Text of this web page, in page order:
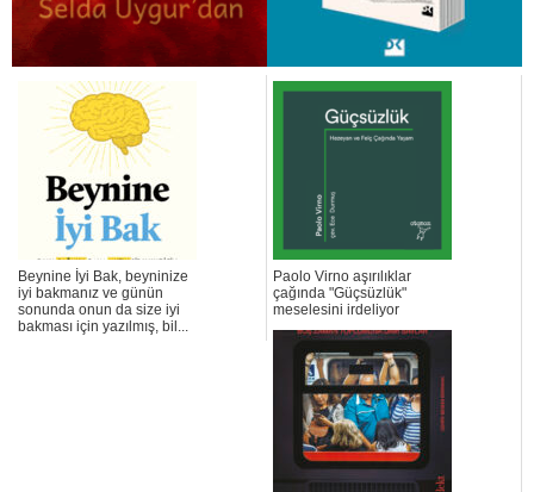
Beynine İyi Bak, beyninize
iyi bakmanız ve günün
sonunda onun da size iyi
bakması için yazılmış, bil...
Paolo Virno aşırılıklar
çağında "Güçsüzlük"
meselesini irdeliyor